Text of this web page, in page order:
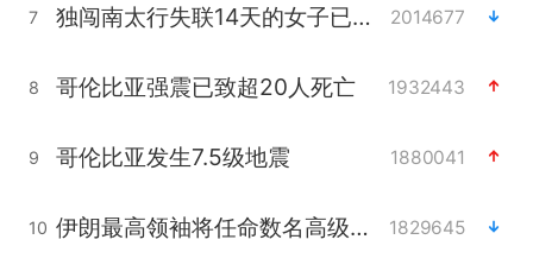
7 独闯南太行失联14天的女子已找到 2014677
8 哥伦比亚强震已致超20人死亡 1932443
9 哥伦比亚发生7.5级地震 1880041
10 伊朗最高领袖将任命数名高级指挥官 1829645